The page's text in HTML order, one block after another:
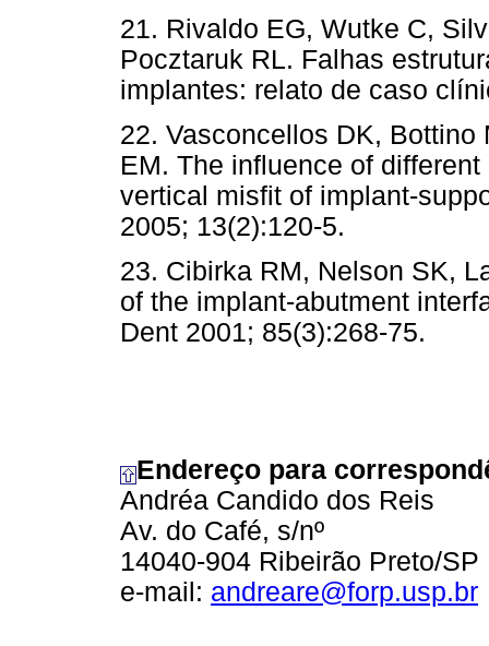
21. Rivaldo EG, Wutke C,
Pocztaruk RL. Falhas
implantes: relato de caso
22. Vasconcellos DK, Bottino
EM. The influence of
vertical misfit of implant-
2005; 13(2):120-5.
23. Cibirka RM, Nelson SK,
of the implant-abutment
Dent 2001; 85(3):268-75.
Endereço para
Andréa Candido dos Reis
Av. do Café, s/nº
14040-904 Ribeirão Preto/SP
e-mail: andreare@forp.usp.br